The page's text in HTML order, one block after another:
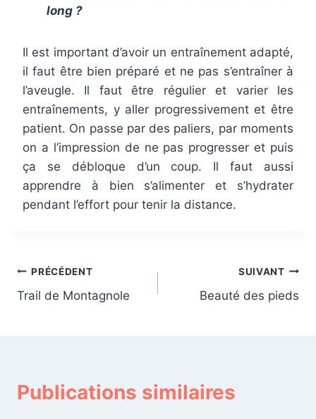
long ?
Il est important d’avoir un entraînement adapté,
il faut être bien préparé et ne pas s’entraîner à
l’aveugle. Il faut être régulier et varier les
entraînements, y aller progressivement et être
patient. On passe par des paliers, par moments
on a l’impression de ne pas progresser et puis
ça se débloque d’un coup. Il faut aussi
apprendre à bien s’alimenter et s’hydrater
pendant l’effort pour tenir la distance.
Navigation
de
PRÉCÉDENT
Trail de Montagnole
SUIVANT
Beauté des pieds
Publications similaires